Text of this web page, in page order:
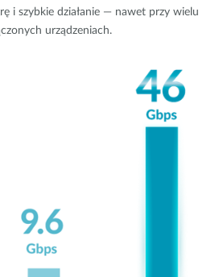
i szybkie działanie — nawet przy wielu
urządzeniach.